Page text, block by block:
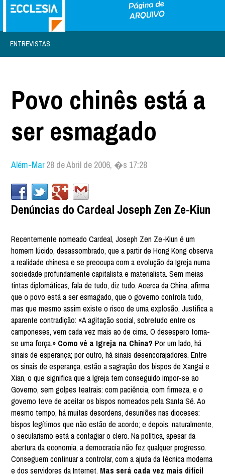
ENTREVISTAS
Povo chinês está a
ser esmagado
Além-Mar28 de Abril de 2006, �s 17:28
Denúncias do Cardeal Joseph Zen Ze-Kiun
Recentemente nomeado Cardeal, Joseph Zen Ze-Kiun é um
homem lúcido, desassombrado, que a partir de Hong Kong observa
a realidade chinesa e se preocupa com a evolução da Igreja numa
sociedade profundamente capitalista e materialista. Sem meias
tintas diplomáticas, fala de tudo, diz tudo. Acerca da China, afirma
que o povo está a ser esmagado, que o governo controla tudo,
mas que mesmo assim existe o risco de uma explosão. Justifica a
aparente contradição: «A agitação social, sobretudo entre os
camponeses, vem cada vez mais ao de cima. O desespero torna-
se uma força.» Como vê a Igreja na China? Por um lado, há
sinais de esperança; por outro, há sinais desencorajadores. Entre
os sinais de esperança, estão a sagração dos bispos de Xangai e
Xian, o que significa que a Igreja tem conseguido impor-se ao
Governo, sem golpes teatrais: com paciência, com firmeza, e o
governo teve de aceitar os bispos nomeados pela Santa Sé. Ao
mesmo tempo, há muitas desordens, desuniões nas dioceses:
bispos legítimos que não estão de acordo; e depois, naturalmente,
o secularismo está a contagiar o clero. Na política, apesar da
abertura da economia, a democracia não fez qualquer progresso.
Conseguem continuar a controlar, com a ajuda da técnica moderna
e dos servidores da Internet. Mas será cada vez mais difícil